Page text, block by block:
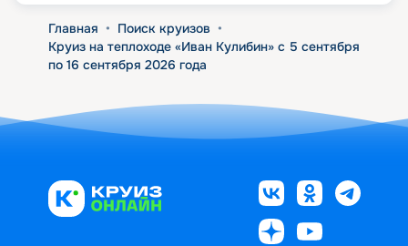
Главная • Поиск круизов •
Круиз на теплоходе «Иван Кулибин» с 5 сентября
по 16 сентября 2026 года